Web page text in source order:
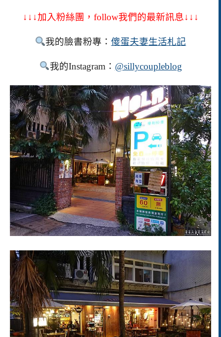
↓↓↓加入粉絲團，follow我們的最新訊息↓↓↓
我的臉書粉專：傻蛋夫妻生活札記
我的Instagram： @sillycoupleblog